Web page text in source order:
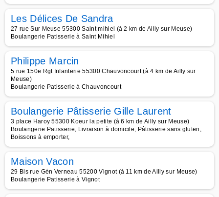
Les Délices De Sandra
27 rue Sur Meuse 55300 Saint mihiel (à 2 km de Ailly sur Meuse)
Boulangerie Patisserie à Saint Mihiel
Philippe Marcin
5 rue 150e Rgt Infanterie 55300 Chauvoncourt (à 4 km de Ailly sur
Meuse)
Boulangerie Patisserie à Chauvoncourt
Boulangerie Pâtisserie Gille Laurent
3 place Haroy 55300 Koeur la petite (à 6 km de Ailly sur Meuse)
Boulangerie Patisserie, Livraison à domicile, Pâtisserie sans gluten,
Boissons à emporter,
Maison Vacon
29 Bis rue Gén Verneau 55200 Vignot (à 11 km de Ailly sur Meuse)
Boulangerie Patisserie à Vignot